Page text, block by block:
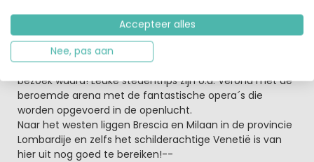
de 1600 meter hoge berg Monte Baldo. Lazise en
Sirmione zijn ook erg leuke stadjes die gemakkelijk met
de auto te bereiken zijn. Tevens op zeer korte afstand is
het bekende pretpark Gardaland gelegen: zeker een
bezoek waard! Leuke stedentrips zijn o.a. Verona met de
beroemde arena met de fantastische opera´s die
worden opgevoerd in de openlucht.
Naar het westen liggen Brescia en Milaan in de provincie
Lombardije en zelfs het schilderachtige Venetië is van
hier uit nog goed te bereiken!--
Accepteer alles
Nee, pas aan